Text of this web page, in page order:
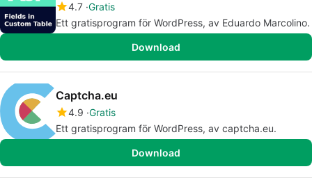
4.7 Gratis
Ett gratisprogram för WordPress, av Eduardo Marcolino.
Download
Captcha.eu
4.9 Gratis
Ett gratisprogram för WordPress, av captcha.eu.
Download